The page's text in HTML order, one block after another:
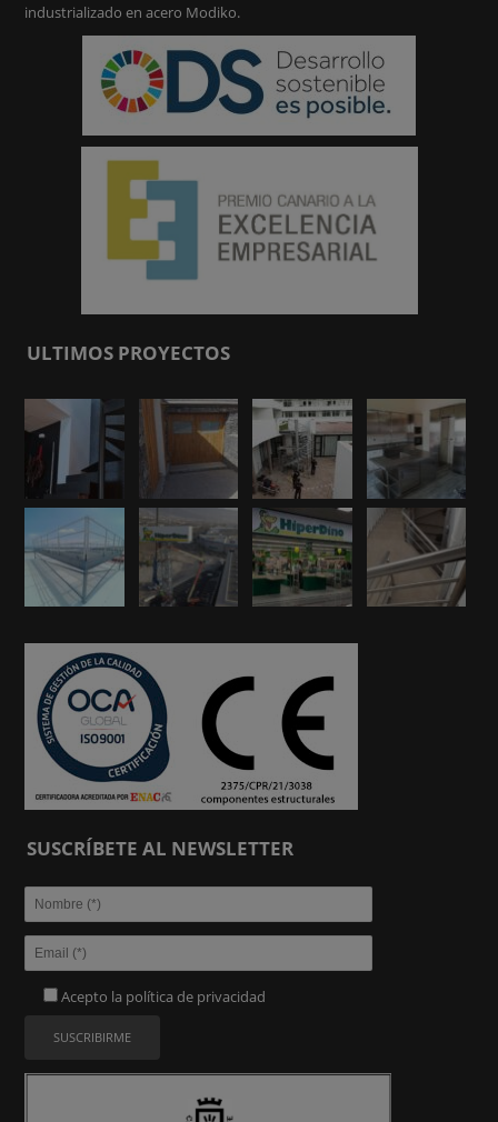
industrializado en acero Modiko.
ULTIMOS PROYECTOS
SUSCRÍBETE AL NEWSLETTER
Acepto la política de privacidad